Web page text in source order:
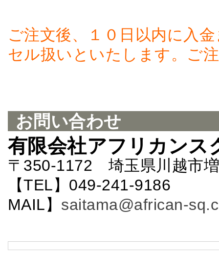
ご注文後、１０日以内に入
セル扱いといたします。ご
お問い合わせ
有限会社アフリカンス
〒350-1172 埼玉県川越市
【TEL】049-241-
MAIL】 saitama@african-